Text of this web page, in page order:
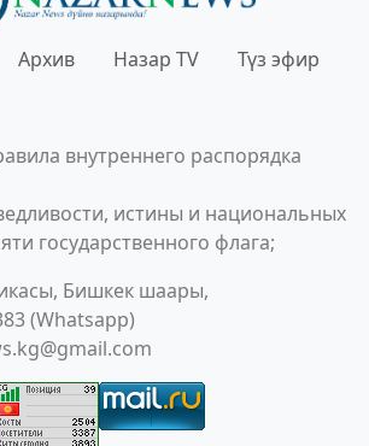
Архив Назар TV Түз эфир
внутреннего распорядка
истины и национальных
государственного флага;
Бишкек шаары,
(Whatsapp)